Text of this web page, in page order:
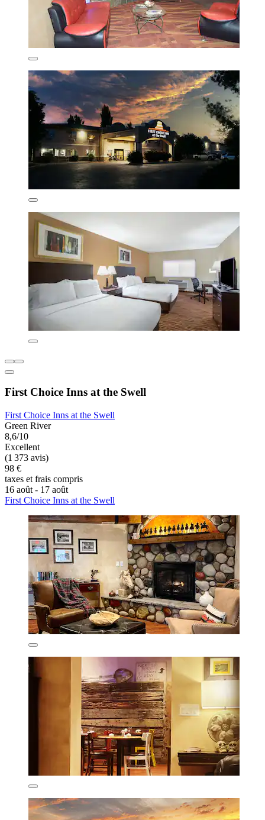
First Choice Inns at the Swell
First Choice Inns at the Swell
Green River
8,6/10
Excellent
(1 373 avis)
98 €
taxes et frais compris
16 août - 17 août
First Choice Inns at the Swell